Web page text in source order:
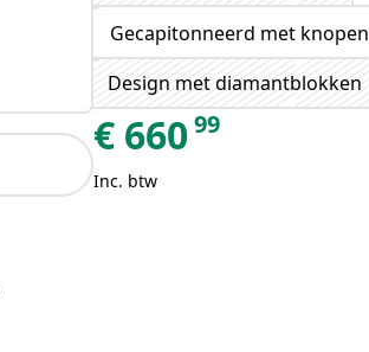
Gecapitonneerd met knopen
Design met diamantblokken
€ 66099
Inc. btw